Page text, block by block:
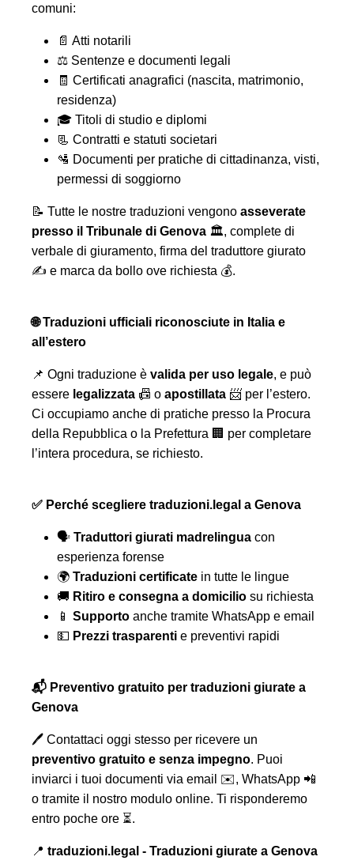
comuni:
📄 Atti notarili
⚖️ Sentenze e documenti legali
🧾 Certificati anagrafici (nascita, matrimonio,
residenza)
🎓 Titoli di studio e diplomi
📃 Contratti e statuti societari
🛂 Documenti per pratiche di cittadinanza, visti,
permessi di soggiorno
📝 Tutte le nostre traduzioni vengono asseverate
presso il Tribunale di Genova 🏛️, complete di
verbale di giuramento, firma del traduttore giurato
✍️ e marca da bollo ove richiesta 💰.
🌐 Traduzioni ufficiali riconosciute in Italia e
all’estero
📌 Ogni traduzione è valida per uso legale, e può
essere legalizzata 📠 o apostillata 📨 per l’estero.
Ci occupiamo anche di pratiche presso la Procura
della Repubblica o la Prefettura 🏢 per completare
l’intera procedura, se richiesto.
✅ Perché scegliere traduzioni.legal a Genova
🗣️ Traduttori giurati madrelingua con
esperienza forense
🌍 Traduzioni certificate in tutte le lingue
🚚 Ritiro e consegna a domicilio su richiesta
📱 Supporto anche tramite WhatsApp e email
💵 Prezzi trasparenti e preventivi rapidi
📬 Preventivo gratuito per traduzioni giurate a
Genova
🖊️ Contattaci oggi stesso per ricevere un
preventivo gratuito e senza impegno. Puoi
inviarci i tuoi documenti via email ✉️, WhatsApp 📲
o tramite il nostro modulo online. Ti risponderemo
entro poche ore ⏳.
📍 traduzioni.legal - Traduzioni giurate a Genova